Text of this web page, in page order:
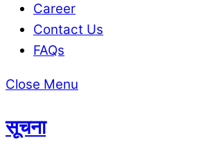
Career
Contact Us
FAQs
Close Menu
सूचना